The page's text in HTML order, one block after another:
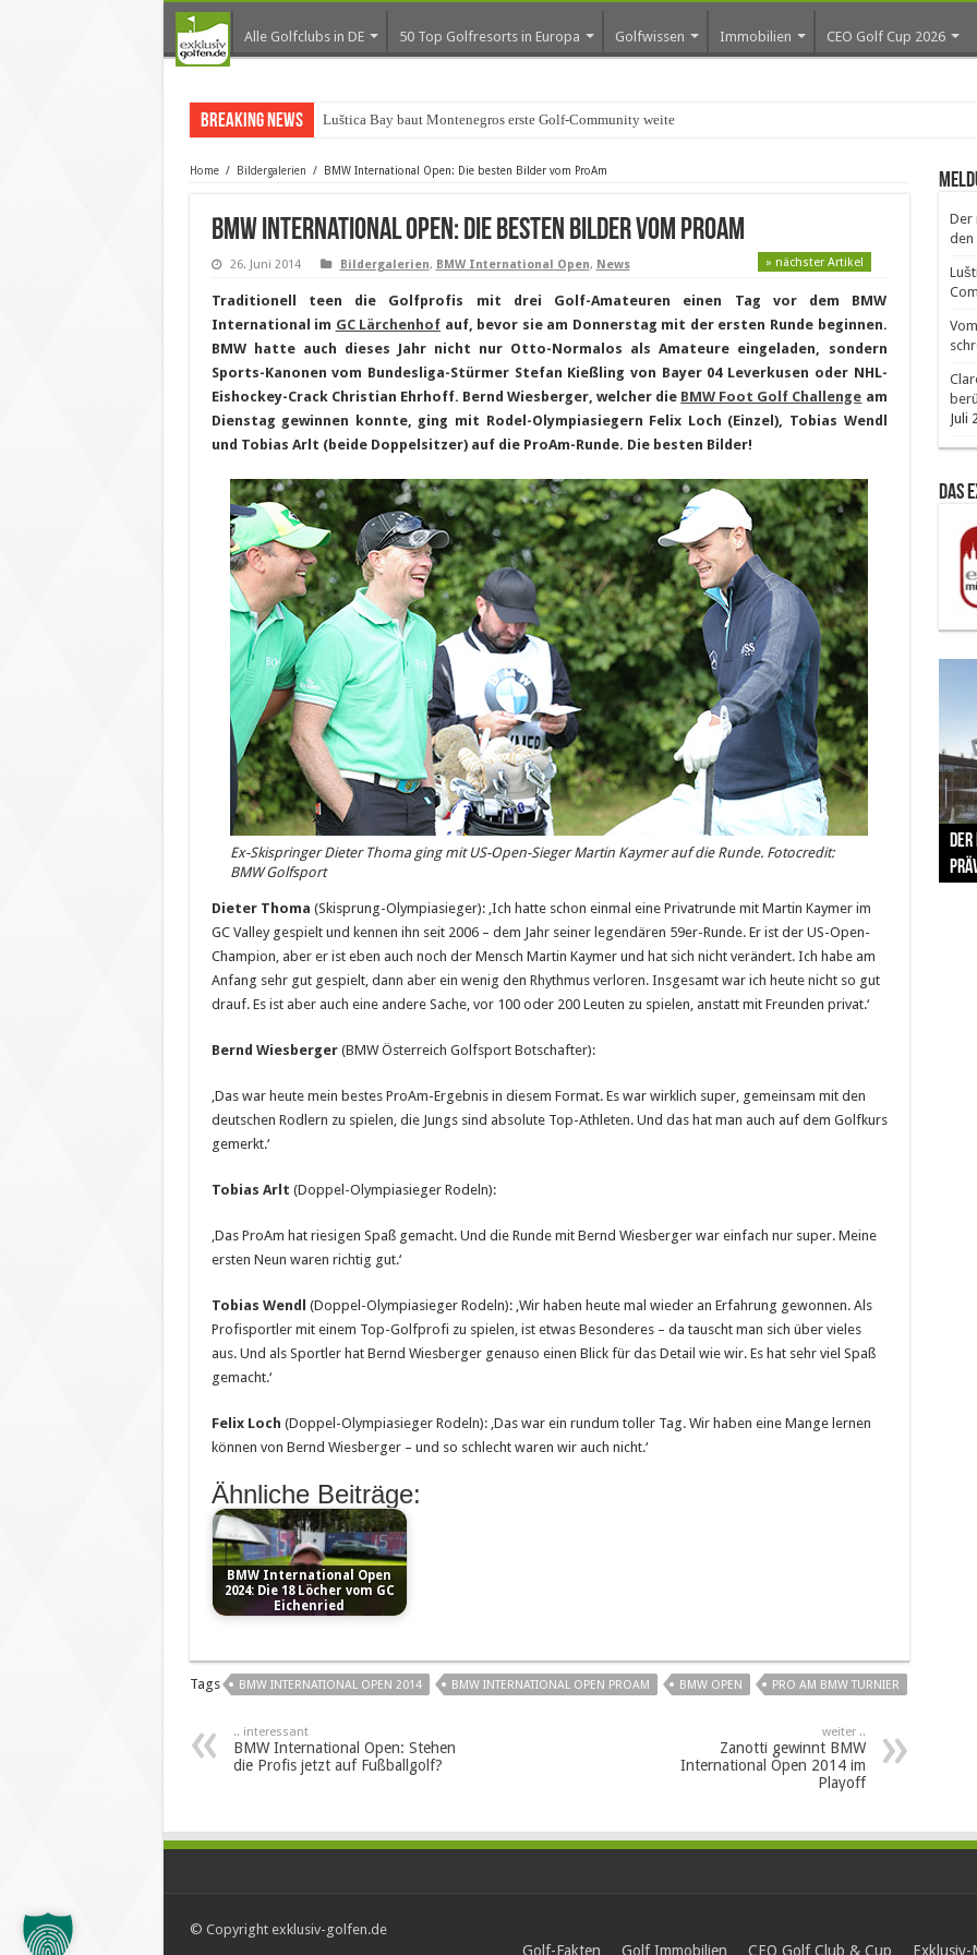
Alle Golfclubs in DE 50 Top Golfresorts in Europa Golfwissen Immobilien CEO Golf Cup 2026
Breaking News Luštica Bay baut Montenegros erste Golf-Community weiter aus
Home / Bildergalerien / BMW International Open: Die besten Bilder vom ProAm
BMW International Open: Die besten Bilder vom ProAm
26. Juni 2014 Bildergalerien, BMW International Open, News » nächster Artikel
Traditionell teen die Golfprofis mit drei Golf-Amateuren einen Tag vor dem BMW
International im GC Lärchenhof auf, bevor sie am Donnerstag mit der ersten Runde beginnen.
BMW hatte auch dieses Jahr nicht nur Otto-Normalos als Amateure eingeladen, sondern
Sports-Kanonen vom Bundesliga-Stürmer Stefan Kießling von Bayer 04 Leverkusen oder NHL-
Eishockey-Crack Christian Ehrhoff. Bernd Wiesberger, welcher die BMW Foot Golf Challenge am
Dienstag gewinnen konnte, ging mit Rodel-Olympiasiegern Felix Loch (Einzel), Tobias Wendl
und Tobias Arlt (beide Doppelsitzer) auf die ProAm-Runde. Die besten Bilder!
Ex-Skispringer Dieter Thoma ging mit US-Open-Sieger Martin Kaymer auf die Runde. Fotocredit:
BMW Golfsport
Dieter Thoma (Skisprung-Olympiasieger): ‚ Ich hatte schon einmal eine Privatrunde mit Martin Kaymer im
GC Valley gespielt und kennen ihn seit 2006 – dem Jahr seiner legendären 59er-Runde. Er ist der US-Open-
Champion, aber er ist eben auch noch der Mensch Martin Kaymer und hat sich nicht verändert. Ich habe am
Anfang sehr gut gespielt, dann aber ein wenig den Rhythmus verloren. Insgesamt war ich heute nicht so gut
drauf. Es ist aber auch eine andere Sache, vor 100 oder 200 Leuten zu spielen, anstatt mit Freunden privat.‘
Bernd Wiesberger(BMW Österreich Golfsport Botschafter):
‚Das war heute mein bestes ProAm-Ergebnis in diesem Format. Es war wirklich super, gemeinsam mit den
deutschen Rodlern zu spielen, die Jungs sind absolute Top-Athleten. Und das hat man auch auf dem Golfkurs
gemerkt.‘
Tobias Arlt (Doppel-Olympiasieger Rodeln):
‚Das ProAm hat riesigen Spaß gemacht. Und die Runde mit Bernd Wiesberger war einfach nur super. Meine
ersten Neun waren richtig gut.‘
Tobias Wendl (Doppel-Olympiasieger Rodeln): ‚Wir haben heute mal wieder an Erfahrung gewonnen. Als
Profisportler mit einem Top-Golfprofi zu spielen, ist etwas Besonderes – da tauscht man sich über vieles
aus. Und als Sportler hat Bernd Wiesberger genauso einen Blick für das Detail wie wir. Es hat sehr viel Spaß
gemacht.‘
Felix Loch (Doppel-Olympiasieger Rodeln): ‚Das war ein rundum toller Tag. Wir haben eine Mange lernen
können von Bernd Wiesberger – und so schlecht waren wir auch nicht.‘
Ähnliche Beiträge:
BMW International Open
2024: Die 18 Löcher vom GC
Eichenried
Tags BMW INTERNATIONAL OPEN 2014 BMW INTERNATIONAL OPEN PROAM BMW OPEN PRO AM BMW TURNIER
.. interessant
BMW International Open: Stehen
die Profis jetzt auf Fußballgolf?
weiter ..
Zanotti gewinnt BMW
International Open 2014 im
Playoff
Der
den
Juli
Das
The
Golf-Fakten Golf Immobilien CEO Golf Club & Cup Exklusiv-
© Copyright exklusiv-golfen.de